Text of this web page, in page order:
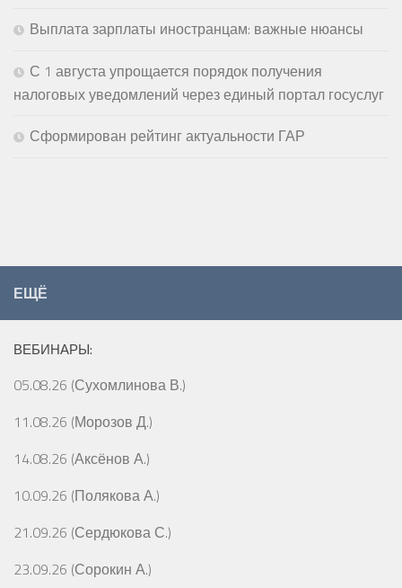
Выплата зарплаты иностранцам: важные нюансы
С 1 августа упрощается порядок получения
налоговых уведомлений через единый портал госуслуг
Сформирован рейтинг актуальности ГАР
ЕЩЁ
ВЕБИНАРЫ:
05.08.26 (Сухомлинова В.)
11.08.26 (Морозов Д.)
14.08.26 (Аксёнов А.)
10.09.26 (Полякова А.)
21.09.26 (Сердюкова С.)
23.09.26 (Сорокин А.)